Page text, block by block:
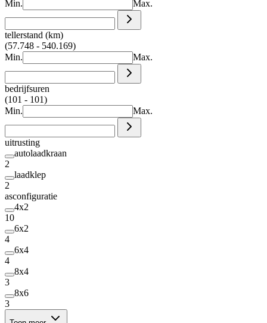
Min.
Max.
tellerstand (km)
(57.748 - 540.169)
Min.
Max.
bedrijfsuren
(101 - 101)
Min.
Max.
uitrusting
autolaadkraan
2
laadklep
2
asconfiguratie
4x2
10
6x2
4
6x4
4
8x4
3
8x6
3